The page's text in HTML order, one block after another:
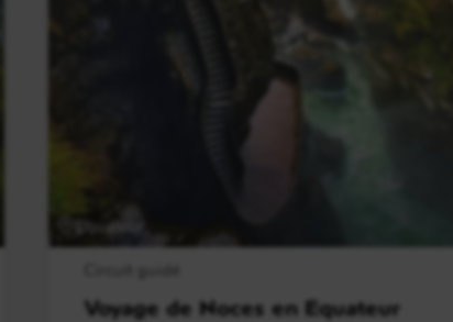
Equateur
Voyage de Noces en Equateur